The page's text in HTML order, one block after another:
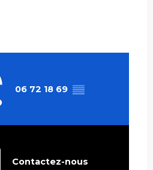
06 72 18 69 ▒▒
Contactez-nous